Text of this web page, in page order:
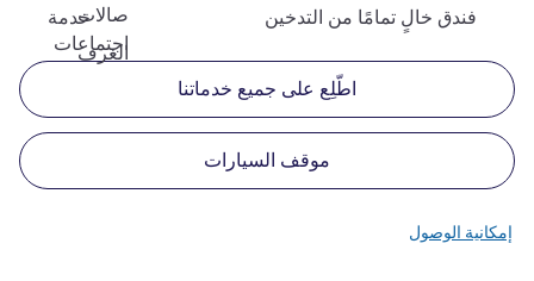
صالات
اجتماعات
فندق خالٍ تمامًا من التدخين
خدمة
الغرف
اطّلِع على جميع خدماتنا
موقف السيارات
إمكانية الوصول